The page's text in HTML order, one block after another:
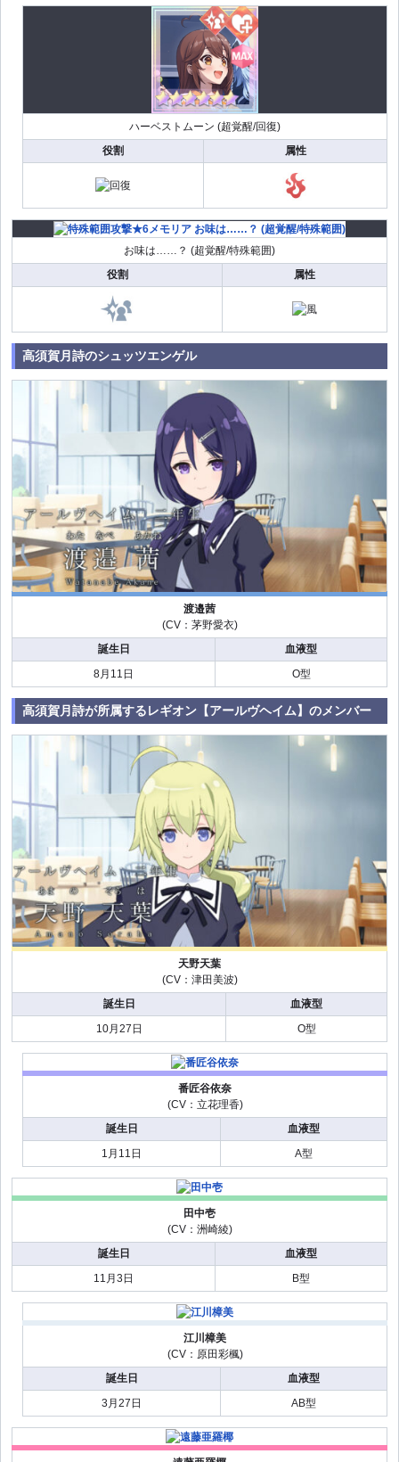
ハーベストムーン (超覚醒/回復)
役割
属性
お味は……？ (超覚醒/特殊範囲)
役割
属性
高須賀月詩のシュッツエンゲル
渡邉茜
(CV：茅野愛衣)
誕生日
血液型
8月11日
O型
高須賀月詩が所属するレギオン【アールヴヘイム】のメンバー
天野天葉
(CV：津田美波)
誕生日
血液型
10月27日
O型
番匠谷依奈
(CV：立花理香)
誕生日
血液型
1月11日
A型
田中壱
(CV：洲崎綾)
誕生日
血液型
11月3日
B型
江川樟美
(CV：原田彩楓)
誕生日
血液型
3月27日
AB型